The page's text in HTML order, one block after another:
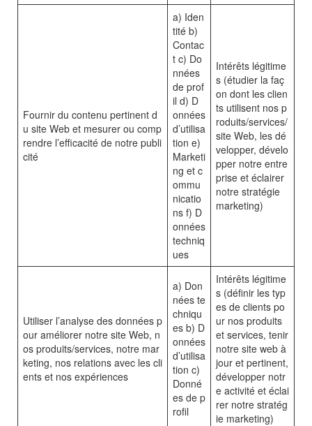
Fournir du contenu pertinent d
u site Web et mesurer ou comp
rendre l’efficacité de notre publi
cité
a) Iden
tité b)
Contac
t c) Do
nnées
de prof
il d) D
onnées
d’utilisa
tion e)
Marketi
ng et c
ommu
nicatio
ns f) D
onnées
techniq
ues
Intérêts légitime
s (étudier la faç
on dont les clien
ts utilisent nos p
roduits/services/
site Web, les dé
velopper, dévelo
pper notre entre
prise et éclairer
notre stratégie
marketing)
Utiliser l’analyse des données p
our améliorer notre site Web, n
os produits/services, notre mar
keting, nos relations avec les cli
ents et nos expériences
a) Don
nées te
chniqu
es b) D
onnées
d’utilisa
tion c)
Donné
es de p
rofil
Intérêts légitime
s (définir les typ
es de clients po
ur nos produits
et services, tenir
notre site web à
jour et pertinent,
développer notr
e activité et éclai
rer notre stratég
ie marketing)